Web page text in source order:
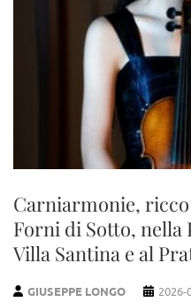
Carniarmonie,
Forni di Sotto, nella
Villa Santina e al
GIUSEPPE LONGO 2026-